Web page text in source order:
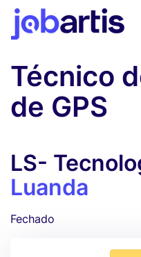
Técnico
de GPS
LS-
Luanda
Fechado